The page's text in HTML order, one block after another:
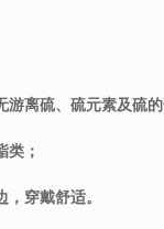
离硫、硫元素及硫
；
穿戴舒适。